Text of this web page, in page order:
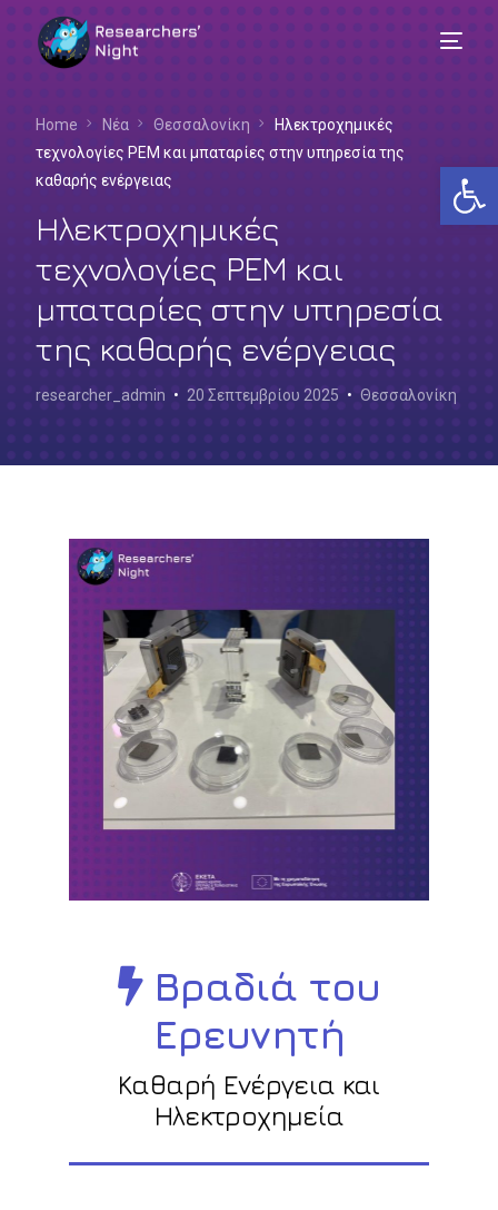
Home Νέα Θεσσαλονίκη
Ηλεκτροχημικές
τεχνολογίες PEM και μπαταρίες στην υπηρεσία της
καθαρής ενέργειας
Ηλεκτροχημικές
τεχνολογίες PEM και
μπαταρίες στην υπηρεσία
της καθαρής ενέργειας
researcher_admin 20 Σεπτεμβρίου 2025 Θεσσαλονίκη
Βραδιά του
Ερευνητή
Καθαρή Ενέργεια και
Ηλεκτροχημεία
Ελληνικά